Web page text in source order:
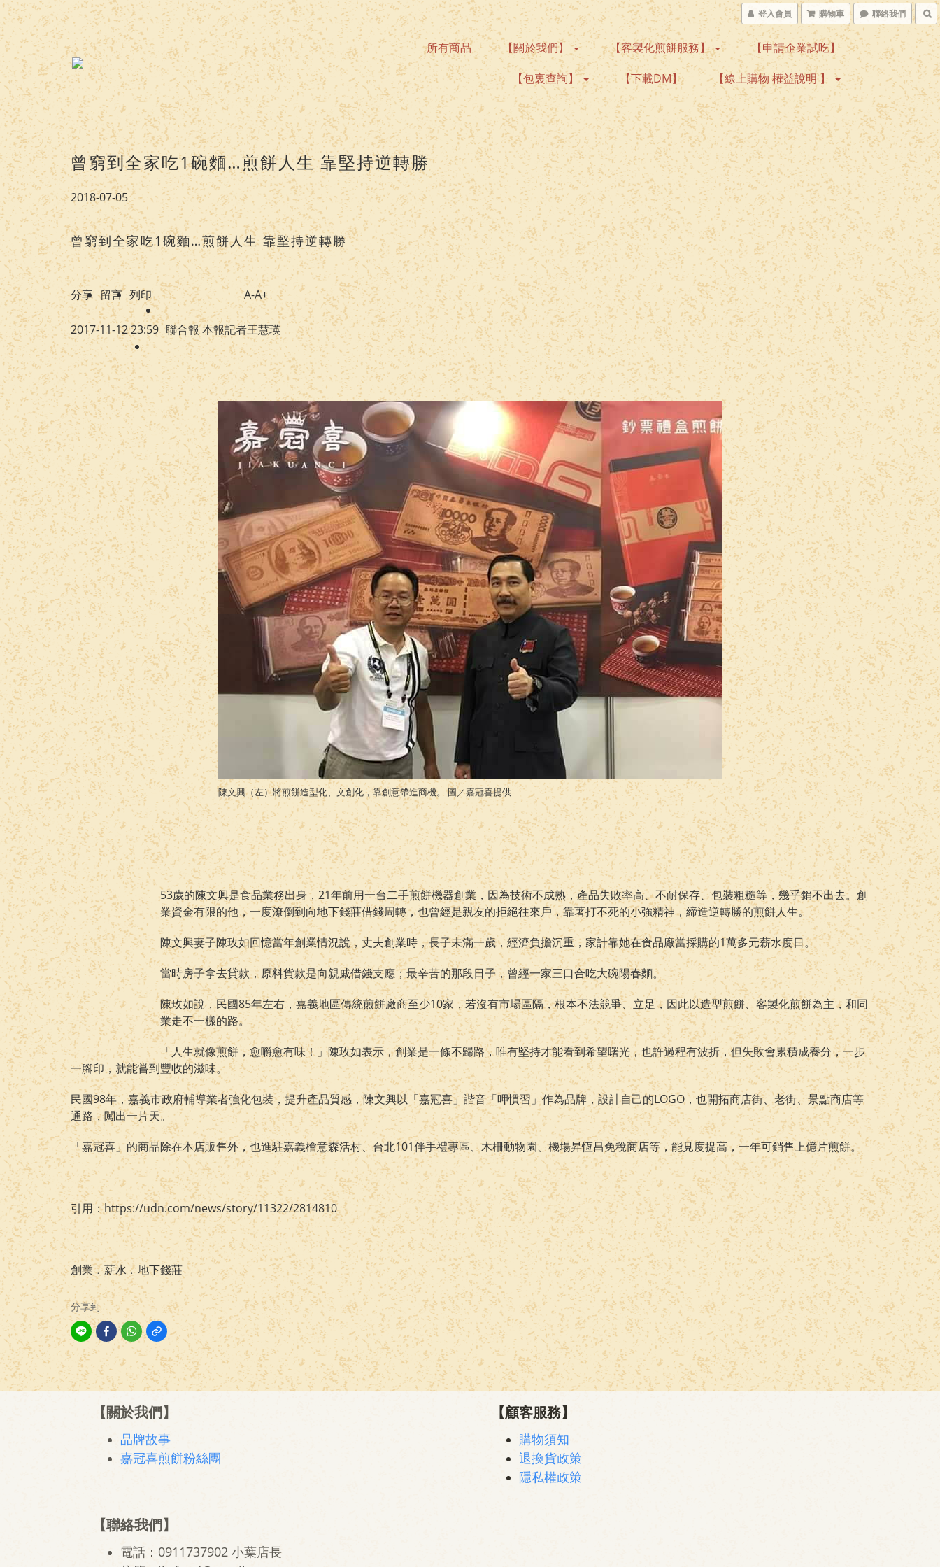
登入會員 購物車 聯絡我們
所有商品 【關於我們】 【客製化煎餅服務】
【申請企業試吃】
【包裏查詢】
【下載DM】 【線上購物 權益說明 】
曾窮到全家吃1碗麵…煎餅人生 靠堅持逆轉勝
2018-07-05
曾窮到全家吃1碗麵…煎餅人生 靠堅持逆轉勝
分享 留言 列印 A-A+
2017-11-12 23:59 聯合報 本報記者王慧瑛
陳文興（左）將煎餅造型化、文創化，靠創意帶進商機。 圖／嘉冠喜提供
53歲的陳文興是食品業務出身，21年前用一台二手煎餅機器創業 ，因為技術不成熟，產品失敗率高、不耐保存、包裝粗糙等，幾乎銷不出去。創
業資金有限的他，一度潦倒到向地下錢莊借錢周轉，也曾經是親友的拒絕往來戶，靠著打不死的小強精神，締造逆轉勝的煎餅人生。
陳文興妻子陳玫如回憶當年創業情況說，丈夫創業時，長子未滿一歲，經濟負擔沉重，家計靠她在食品廠當採購的1萬多元薪水度日。
當時房子拿去貸款，原料貨款是向親戚借錢支應；最辛苦的那段日子，曾經一家三口合吃大碗陽春麵。
陳玫如說，民國85年左右，嘉義地區傳統煎餅廠商至少10家，若沒有市場區隔，根本不法競爭、立足，因此以造型煎餅、客製化煎餅為主，和同
業走不一樣的路。
「人生就像煎餅，愈嚼愈有味！」陳玫如表示，創業是一條不歸路，唯有堅持才能看到希望曙光，也許過程有波折，但失敗會累積成養分，一步
一腳印，就能嘗到豐收的滋味。
民國98年，嘉義市政府輔導業者強化包裝，提升產品質感，陳文興以「嘉冠喜」諧音「呷慣習」作為品牌，設計自己的LOGO，也開拓商店街、老街、景點商店等
通路，闖出一片天。
「嘉冠喜」的商品除在本店販售外，也進駐嘉義檜意森活村、台北101伴手禮專區、木柵動物園、機場昇恆昌免稅商店等，能見度提高，一年可銷售上億片煎餅。
引用：https://udn.com/news/story/11322/2814810
創業﹒薪水﹒地下錢莊
分享到
【關於我們】
品牌故事
嘉冠喜煎餅粉絲團
【顧客服務】
購物須知
退換貨政策
隱私權政策
【聯絡我們】
電話：0911737902 小葉店長